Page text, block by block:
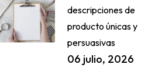
descripciones de
producto únicas y
persuasivas
06 julio, 2026